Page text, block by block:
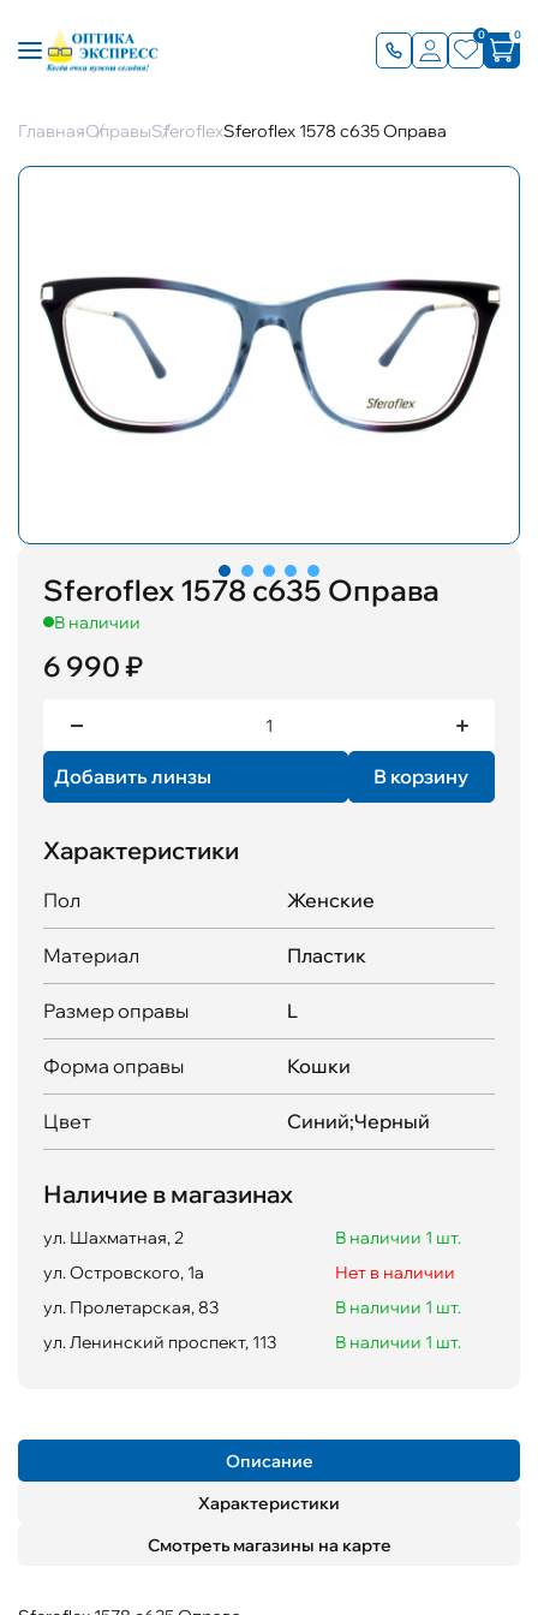
0 0
ГлавнаяОправыSferoflexSferoflex 1578 с635 Оправа
Sferoflex 1578 с635 Оправа
В наличии
6 990 ₽
Добавить линзы В корзину
Характеристики
Пол Женские
Материал Пластик
Размер оправы L
Форма оправы Кошки
Цвет Синий;Черный
Наличие в магазинах
ул. Шахматная, 2
В наличии 1 шт.
ул. Островского, 1а
Нет в наличии
ул. Пролетарская, 83
В наличии 1 шт.
ул. Ленинский проспект, 113
В наличии 1 шт.
Описание
Характеристики
Смотреть магазины на карте